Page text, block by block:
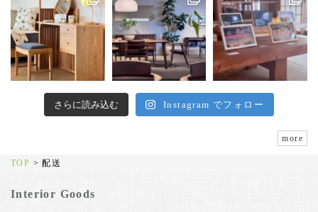
さらに読み込む Instagram でフォロー
more
TOP >配送
Interior Goods